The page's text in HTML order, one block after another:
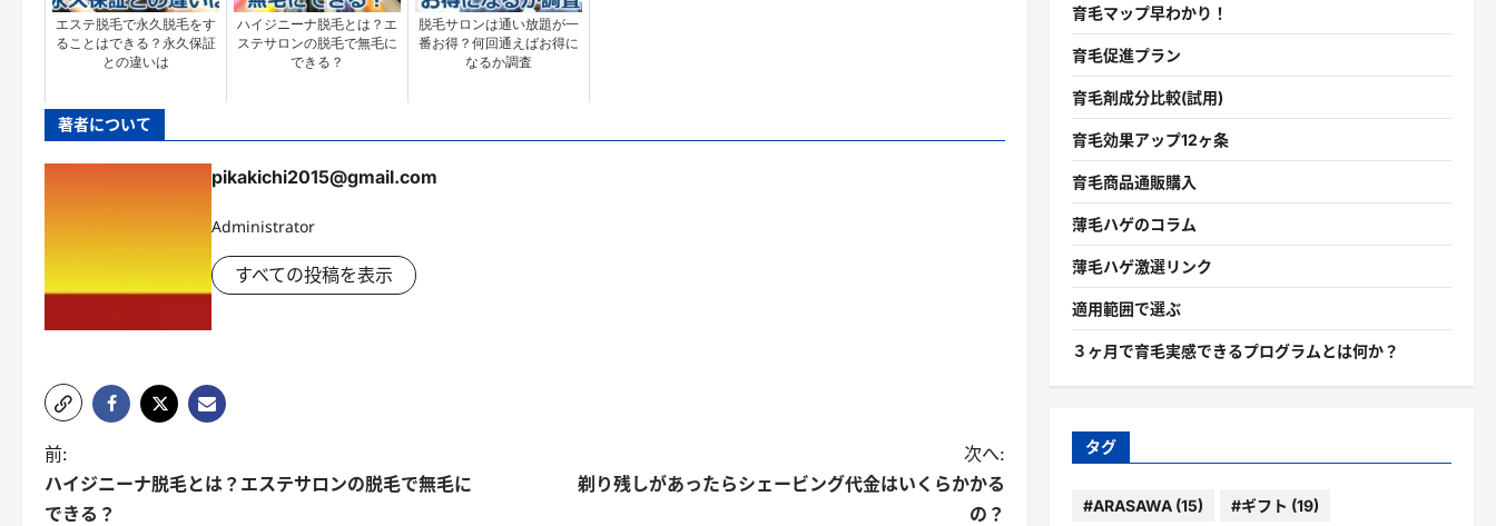
エステ脱毛で永久脱毛をす
ることはできる？永久保証
との違いは
ハイジニーナ脱毛とは？エ
ステサロンの脱毛で無毛に
できる？
脱毛サロンは通い放題が一
番お得？何回通えばお得に
なるか調査
著者について
pikakichi2015@gmail.com
Administrator
すべての投稿を表示
ポ
ス
前:
ハイジニーナ脱毛とは？エステサロンの脱毛で無毛に
できる？
次へ:
剃り残しがあったらシェービング代金はいくらかかる
の？
育毛マップ早わかり！
育毛促進プラン
育毛剤成分比較(試用)
育毛効果アップ12ヶ条
育毛商品通販購入
薄毛ハゲのコラム
薄毛ハゲ激選リンク
適用範囲で選ぶ
３ヶ月で育毛実感できるプログラムとは何か？
タグ
#ARASAWA(15) #ギフト (19)